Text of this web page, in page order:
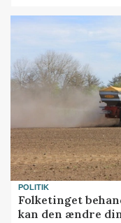
POLITIK
Folketinget
kan den ændre